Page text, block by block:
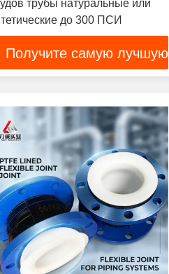
трубы натуральные или
до 300 ПСИ
Получите самую лучшую